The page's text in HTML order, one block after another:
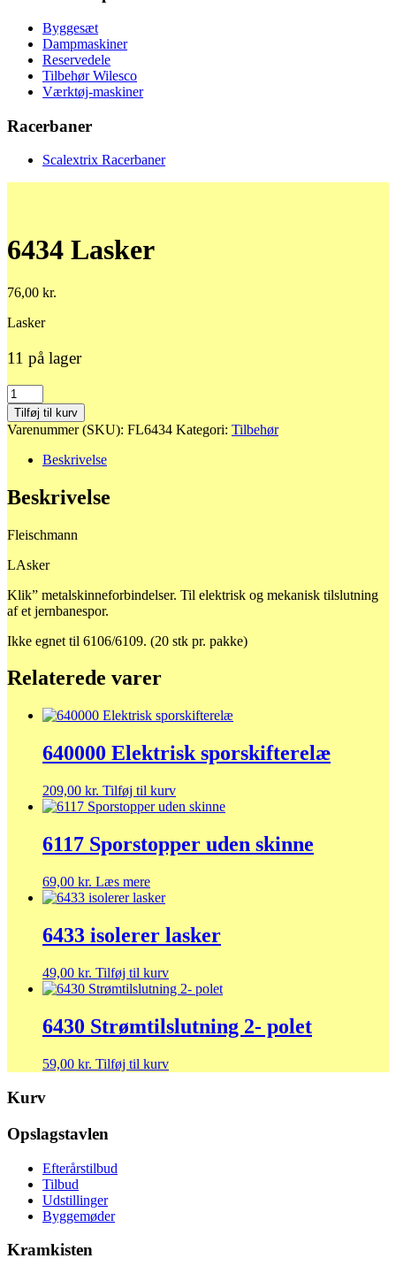
Byggesæt
Dampmaskiner
Reservedele
Tilbehør Wilesco
Værktøj-maskiner
Racerbaner
Scalextrix Racerbaner
6434 Lasker
76,00 kr.
Lasker
11 på lager
6434
Lasker
antal
Tilføj til kurv
Varenummer (SKU): FL6434 Kategori: Tilbehør
Beskrivelse
Beskrivelse
Fleischmann
LAsker
Klik” metalskinneforbindelser. Til elektrisk og mekanisk tilslutning
af et jernbanespor.
Ikke egnet til 6106/6109. (20 stk pr. pakke)
Relaterede varer
640000 Elektrisk sporskifterelæ
209,00 kr. Tilføj til kurv
6117 Sporstopper uden skinne
69,00 kr. Læs mere
6433 isolerer lasker
49,00 kr. Tilføj til kurv
6430 Strømtilslutning 2- polet
59,00 kr. Tilføj til kurv
Kurv
Opslagstavlen
Efterårstilbud
Tilbud
Udstillinger
Byggemøder
Kramkisten